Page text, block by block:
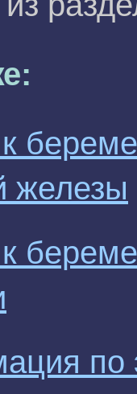
железы
по